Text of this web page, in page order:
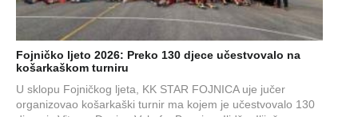
Fojničko ljeto 2026: Preko 130 djece učestvovalo na
košarkaškom turniru
U sklopu Fojničkog ljeta, KK STAR FOJNICA uje jučer
organizovao košarkaški turnir ma kojem je učestvovalo 130